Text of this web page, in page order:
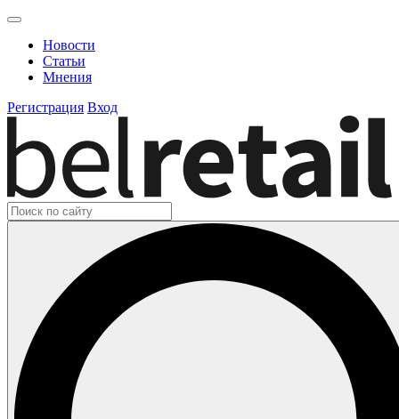
Новости
Статьи
Мнения
Регистрация Вход